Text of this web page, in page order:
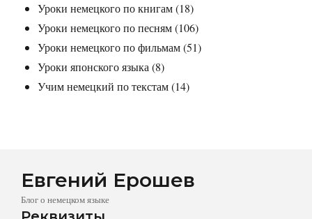
Уроки немецкого по книгам(18)
Уроки немецкого по песням(106)
Уроки немецкого по фильмам(51)
Уроки японского языка (8)
Учим немецкий по текстам(14)
Евгений Ерошев
Блог о немецком языке